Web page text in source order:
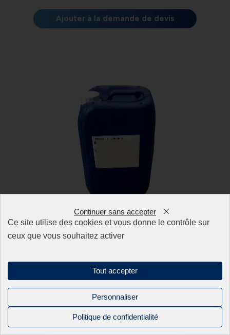
Ajouter à la demande de devis
Ajouter à la demande de devis
Ce site utilise des cookies et vous donne le contrôle sur
ceux que vous souhaitez activer
Tout accepter
Continuer sans accepter
Personnaliser
Politique de confidentialité